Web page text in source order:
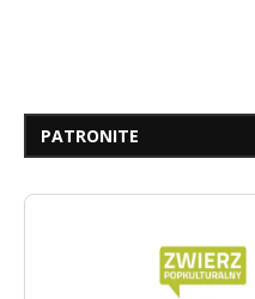
PATRONITE